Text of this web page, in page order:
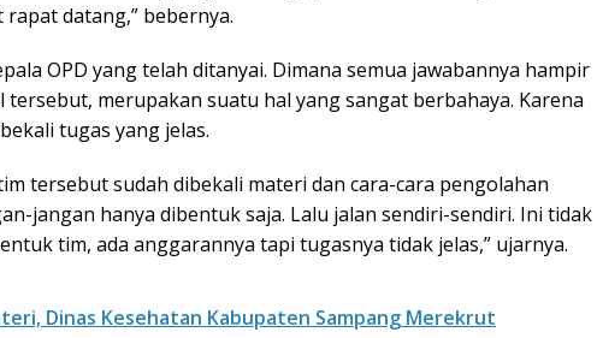
datang,” bebernya.
OPD yang telah ditanyai. Dimana semua jawabannya hampir
tersebut, merupakan suatu hal yang sangat berbahaya. Karena
tugas yang jelas.
tersebut sudah dibekali materi dan cara-cara pengolahan
jangan hanya dibentuk saja. Lalu jalan sendiri-sendiri. Ini tidak
tim, ada anggarannya tapi tugasnya tidak jelas,” ujarnya.
Dinas Kesehatan Kabupaten Sampang Merekrut